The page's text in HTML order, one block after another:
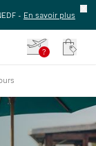
- En savoir plus
?